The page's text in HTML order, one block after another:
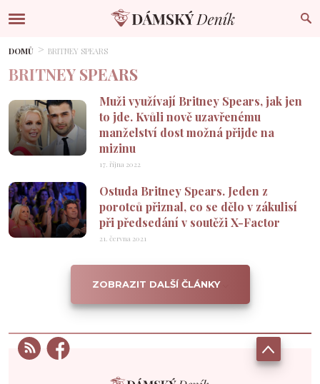
DOMŮ BRITNEY SPEARS
BRITNEY SPEARS
Muži využívají Britney Spears, jak jen
to jde. Kvůli nově uzavřenému
manželství dost možná přijde na
mizinu
17. října 2022
Ostuda Britney Spears. Jeden z
porotců přiznal, co se dělo v zákulisí
při předsedání v soutěži X-Factor
21. června 2021
ZOBRAZIT DALŠÍ ČLÁNKY